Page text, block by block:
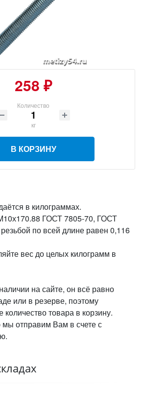
258 ₽
Количество
кг
В КОРЗИНУ
в килограммах.
ГОСТ 7805-70, ГОСТ
по всей длине равен 0,116
вес до целых килограмм в
на сайте, он всё равно
или в резерве, поэтому
товара в корзину.
мы отправим Вам в счете с